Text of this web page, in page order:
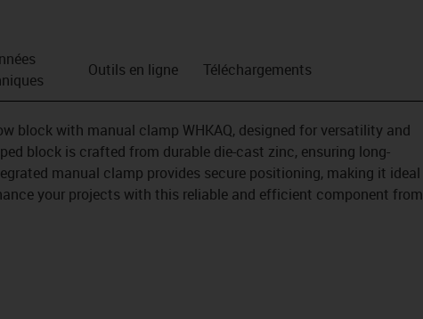
Outils en ligne Téléchargements
block with manual clamp WHKAQ, designed for versatility and
block is crafted from durable die-cast zinc, ensuring long-
manual clamp provides secure positioning, making it ideal
your projects with this reliable and efficient component from